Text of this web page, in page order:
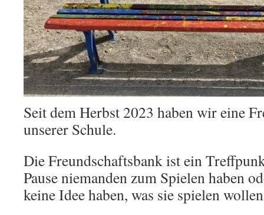
Seit dem Herbst 2023 haben wir eine
unserer Schule.
Die Freundschaftsbank ist ein
Pause niemanden zum Spielen haben
keine Idee haben, was sie spielen